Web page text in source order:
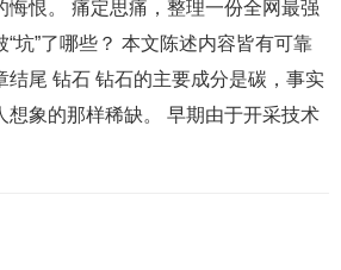
悔恨。 痛定思痛，整理一份全网最强
坑”了哪些？ 本文陈述内容皆有可靠
结尾 钻石 钻石的主要成分是碳，事实
想象的那样稀缺。 早期由于开采技术